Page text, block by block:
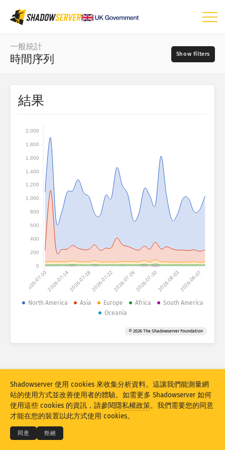
儀表板
一般統計
世界地圖
區域地圖
矩形式樹狀結構圖
視覺化
IoT 裝置統計
攻擊統計：漏洞
攻擊統計：裝置
一般統計
時間序列
資料範圍
資料集
限制
下載 PNG
結果
2026-07-102026-07-142026-07-182026-07-222026-07-262026-07-302026-08-032026-08-07
0
200
400
600
800
1,000
1,200
1,400
1,600
1,800
2,000
North America Asia Europe Africa
South America
Oceania
© 2026 The Shadowserver Foundation
© 2026THE SHADOWSERVER FOUNDATION
隱私權和條款
聯絡我們 鳴謝
Shadowserver 使用 cookies 來收集分析資料。這讓我們能測量網
站的使用方式並改善使用者的體驗。如需更多 Shadowserver 如何
使用這些 cookies 的資訊，請參閱隱私權政策。我們需要您的同意
才能在您的裝置以此方式使用 cookies。
同意 拒絕